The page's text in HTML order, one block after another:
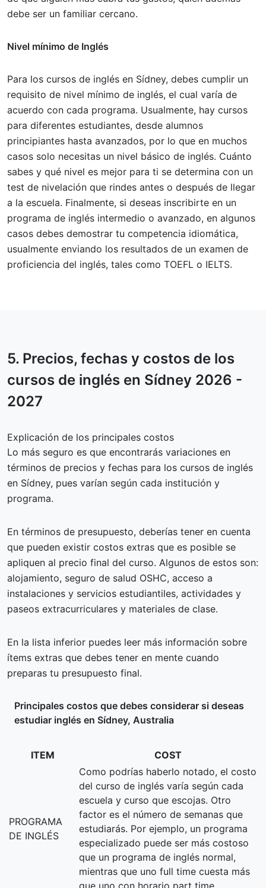
debe ser un familiar cercano.
Nivel mínimo de Inglés
Para los cursos de inglés en Sídney, debes cumplir un
requisito de nivel mínimo de inglés, el cual varía de
acuerdo con cada programa. Usualmente, hay cursos
para diferentes estudiantes, desde alumnos
principiantes hasta avanzados, por lo que en muchos
casos solo necesitas un nivel básico de inglés. Cuánto
sabes y qué nivel es mejor para ti se determina con un
test de nivelación que rindes antes o después de llegar
a la escuela. Finalmente, si deseas inscribirte en un
programa de inglés intermedio o avanzado, en algunos
casos debes demostrar tu competencia idiomática,
usualmente enviando los resultados de un examen de
proficiencia del inglés, tales como TOEFL o IELTS.
5. Precios, fechas y costos de los
cursos de inglés en Sídney 2026 -
2027
Explicación de los principales costos
Lo más seguro es que encontrarás variaciones en
términos de precios y fechas para los cursos de inglés
en Sídney, pues varían según cada institución y
programa.
En términos de presupuesto, deberías tener en cuenta
que pueden existir costos extras que es posible se
apliquen al precio final del curso. Algunos de estos son:
alojamiento, seguro de salud OSHC, acceso a
instalaciones y servicios estudiantiles, actividades y
paseos extracurriculares y materiales de clase.
En la lista inferior puedes leer más información sobre
ítems extras que debes tener en mente cuando
preparas tu presupuesto final.
Principales costos que debes considerar si deseas
estudiar inglés en Sídney, Australia
ITEM COST
PROGRAMA
DE INGLÉS
Como podrías haberlo notado, el costo
del curso de inglés varía según cada
escuela y curso que escojas. Otro
factor es el número de semanas que
estudiarás. Por ejemplo, un programa
especializado puede ser más costoso
que un programa de inglés normal,
mientras que uno full time cuesta más
que uno con horario part time.